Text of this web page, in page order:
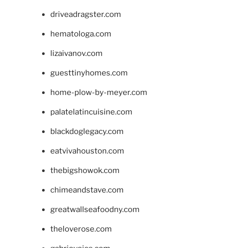
driveadragster.com
hematologa.com
lizaivanov.com
guesttinyhomes.com
home-plow-by-meyer.com
palatelatincuisine.com
blackdoglegacy.com
eatvivahouston.com
thebigshowok.com
chimeandstave.com
greatwallseafoodny.com
theloverose.com